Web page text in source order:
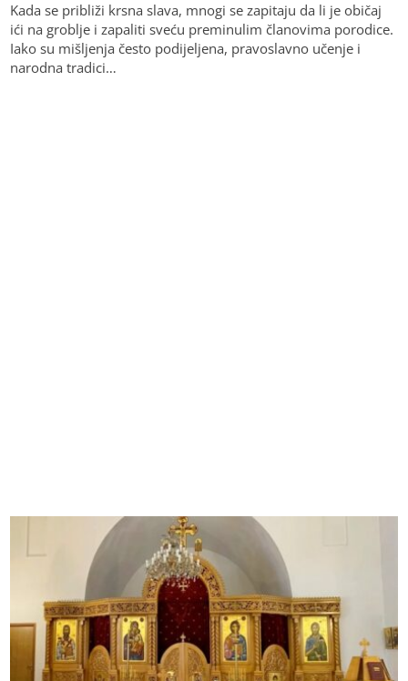
Kada se približi krsna slava, mnogi se zapitaju da li je običaj
ići na groblje i zapaliti sveću preminulim članovima porodice.
Iako su mišljenja često podijeljena, pravoslavno učenje i
narodna tradici…